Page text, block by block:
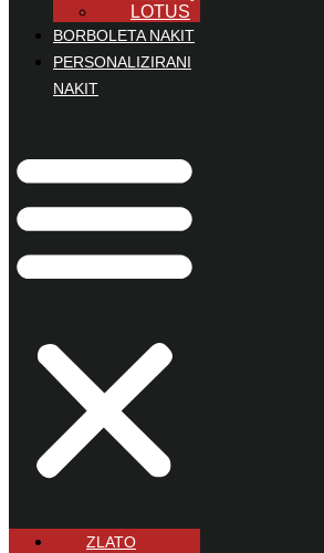
LOTUS
BORBOLETA NAKIT
PERSONALIZIRANI
NAKIT
ZLATO